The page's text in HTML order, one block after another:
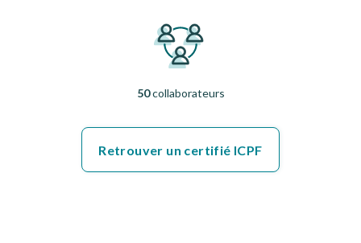
50collaborateurs
Retrouver un certifié ICPF